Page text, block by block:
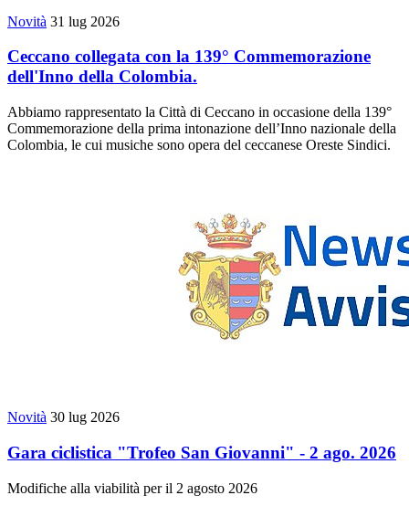
Novità 31 lug 2026
Ceccano collegata con la 139° Commemorazione
dell'Inno della Colombia.
Abbiamo rappresentato la Città di Ceccano in occasione della 139°
Commemorazione della prima intonazione dell’Inno nazionale della
Colombia, le cui musiche sono opera del ceccanese Oreste Sindici.
Novità 30 lug 2026
Gara ciclistica "Trofeo San Giovanni" - 2 ago. 2026
Modifiche alla viabilità per il 2 agosto 2026